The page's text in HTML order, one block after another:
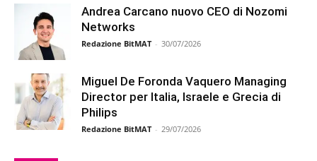
Andrea Carcano nuovo CEO di Nozomi
Networks
Redazione BitMAT - 30/07/2026
Miguel De Foronda Vaquero Managing
Director per Italia, Israele e Grecia di
Philips
Redazione BitMAT - 29/07/2026